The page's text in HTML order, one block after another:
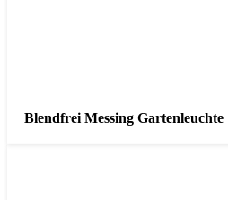
Blendfrei Messing Gartenleuchte